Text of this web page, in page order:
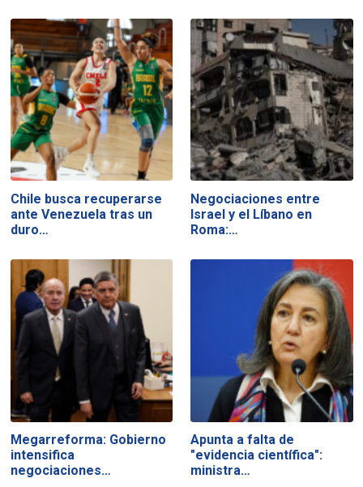
Chile busca recuperarse
ante Venezuela tras un
duro…
Negociaciones entre
Israel y el Líbano en
Roma:…
Megarreforma: Gobierno
intensifica
negociaciones…
Apunta a falta de
"evidencia científica":
ministra…